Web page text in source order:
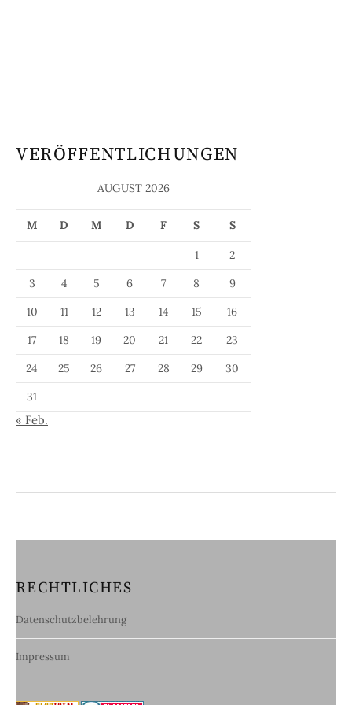
VERÖFFENTLICHUNGEN
AUGUST 2026
M D M D F S S
1
2
3
4 5 6 7 8
9
10
11 12 13 14 15
16
17
18 19 20 21 22
23
24
25 26 27 28 29
30
31
« Feb.
RECHTLICHES
Datenschutzbelehrung
Impressum